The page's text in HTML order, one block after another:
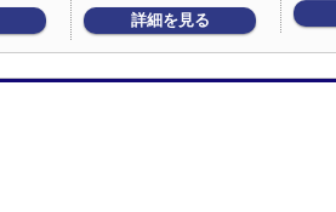
詳細を見る